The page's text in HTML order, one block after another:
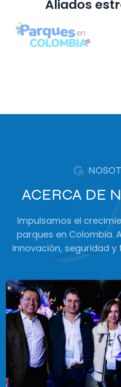
Aliados
ACERCA DE
Impulsamos el
parques en Colombia.
innovación, seguridad y